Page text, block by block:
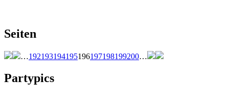
Seiten
…192193194195196197198199200…
Partypics